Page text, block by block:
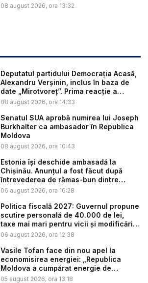
08 august 2026, ora 13:32
Deputatul partidului Democrația Acasă,
Alexandru Verșinin, inclus în baza de
date „Mirotvoreț”. Prima reacție a
politi...
08 august 2026, ora 14:33
Senatul SUA aprobă numirea lui Joseph
Burkhalter ca ambasador în Republica
Moldova
08 august 2026, ora 10:43
Estonia își deschide ambasadă la
Chișinău. Anunțul a fost făcut după
întrevederea de rămas-bun dintre
minis...
06 august 2026, ora 16:28
Politica fiscală 2027: Guvernul propune
scutire personală de 40.000 de lei,
taxe mai mari pentru vicii și modificări
l...
06 august 2026, ora 12:38
Vasile Tofan face din nou apel la
economisirea energiei: „Republica
Moldova a cumpărat energie de
avarie...
05 august 2026, ora 13:18